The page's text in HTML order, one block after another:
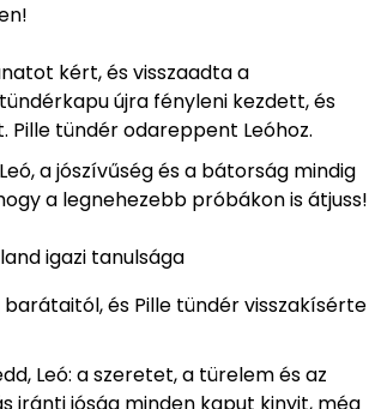
kért, és visszaadta a
újra fényleni kezdett, és
Pille tündér odareppent Leóhoz.
a jószívűség és a bátorság mindig
a legnehezebb próbákon is átjuss!
igazi tanulsága
barátaitól, és Pille tündér visszakísérte
Leó: a szeretet, a türelem és az